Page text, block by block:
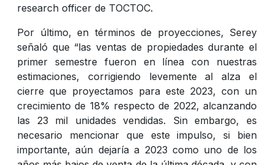
research officer de TOCTOC.
Por último, en términos de proyecciones, Serey
señaló que “las ventas de propiedades durante el
primer semestre fueron en línea con nuestras
estimaciones, corrigiendo levemente al alza el
cierre que proyectamos para este 2023, con un
crecimiento de 18% respecto de 2022, alcanzando
las 23 mil unidades vendidas. Sin embargo, es
necesario mencionar que este impulso, si bien
importante, aún dejaría a 2023 como uno de los